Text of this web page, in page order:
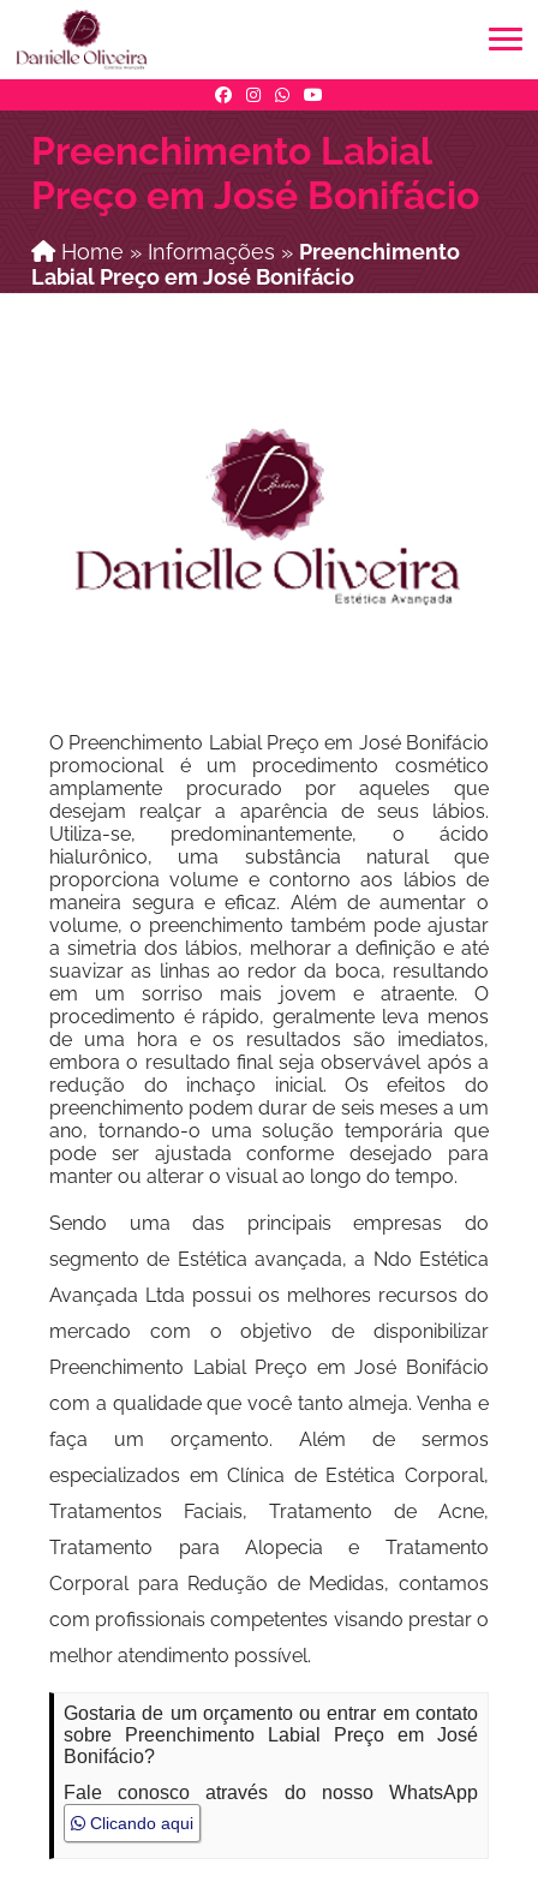
Preenchimento Labial
Preço em José Bonifácio
Home » Informações » Preenchimento
Labial Preço em José Bonifácio
O Preenchimento Labial Preço em José Bonifácio
promocional é um procedimento cosmético
amplamente procurado por aqueles que
desejam realçar a aparência de seus lábios.
Utiliza-se, predominantemente, o ácido
hialurônico, uma substância natural que
proporciona volume e contorno aos lábios de
maneira segura e eficaz. Além de aumentar o
volume, o preenchimento também pode ajustar
a simetria dos lábios, melhorar a definição e até
suavizar as linhas ao redor da boca, resultando
em um sorriso mais jovem e atraente. O
procedimento é rápido, geralmente leva menos
de uma hora e os resultados são imediatos,
embora o resultado final seja observável após a
redução do inchaço inicial. Os efeitos do
preenchimento podem durar de seis meses a um
ano, tornando-o uma solução temporária que
pode ser ajustada conforme desejado para
manter ou alterar o visual ao longo do tempo.
Sendo uma das principais empresas do
segmento de Estética avançada, a Ndo Estética
Avançada Ltda possui os melhores recursos do
mercado com o objetivo de disponibilizar
Preenchimento Labial Preço em José Bonifácio
com a qualidade que você tanto almeja. Venha e
faça um orçamento. Além de sermos
especializados em Clínica de Estética Corporal,
Tratamentos Faciais, Tratamento de Acne,
Tratamento para Alopecia e Tratamento
Corporal para Redução de Medidas, contamos
com profissionais competentes visando prestar o
melhor atendimento possível.
Gostaria de um orçamento ou entrar em contato
sobre Preenchimento Labial Preço em José
Bonifácio?
Fale conosco através do nosso WhatsApp
Clicando aqui